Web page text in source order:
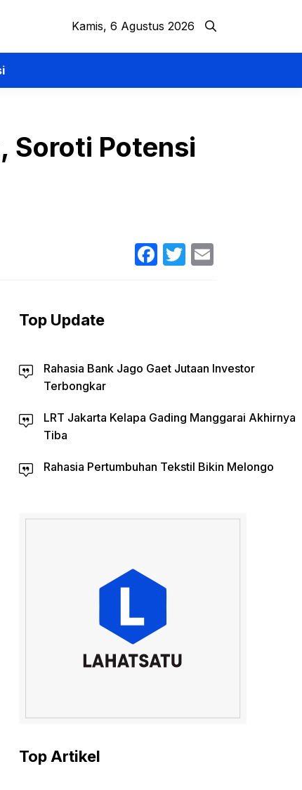
Kamis, 6 Agustus 2026
Soroti Potensi
Facebook
Twitter
Top Update
Rahasia Bank Jago Gaet Jutaan Investor
Terbongkar
LRT Jakarta Kelapa Gading Manggarai Akhirnya
Tiba
Rahasia Pertumbuhan Tekstil Bikin Melongo
Top Artikel